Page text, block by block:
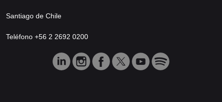
Santiago de Chile
Teléfono +56 2 2692 0200